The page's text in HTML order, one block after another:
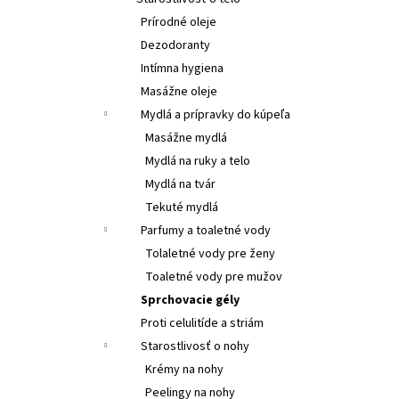
Prírodné oleje
Dezodoranty
Intímna hygiena
Masážne oleje
Mydlá a prípravky do kúpeľa
Masážne mydlá
Mydlá na ruky a telo
Mydlá na tvár
Tekuté mydlá
Parfumy a toaletné vody
Tolaletné vody pre ženy
Toaletné vody pre mužov
Sprchovacie gély
Proti celulitíde a striám
Starostlivosť o nohy
Krémy na nohy
Peelingy na nohy
OLEJ NA VLASY A TELO
COSMETIC SERUM – OIL HAIR & BODY